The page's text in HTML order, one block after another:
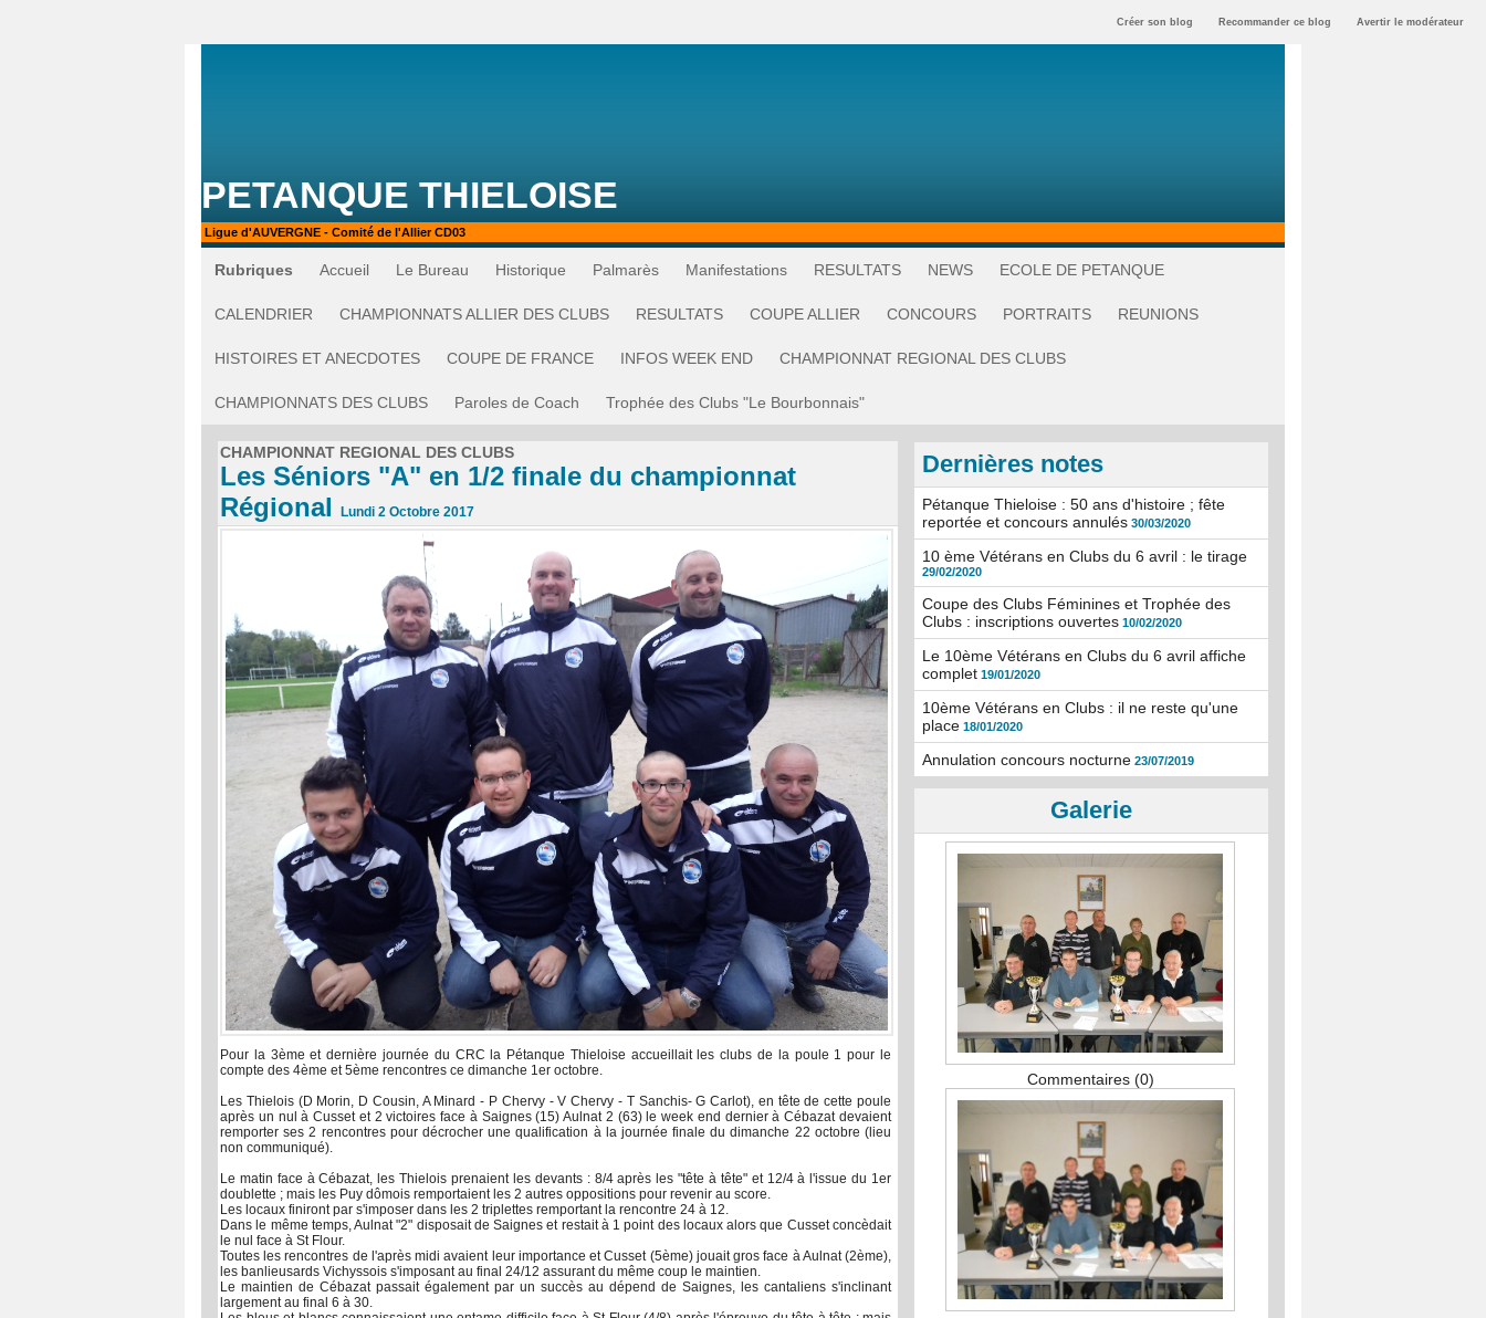
Créer son blog Recommander ce blog Avertir le modérateur
PETANQUE THIELOISE
Ligue d'AUVERGNE - Comité de l'Allier CD03
Rubriques Accueil Le Bureau Historique Palmarès Manifestations RESULTATS NEWS ECOLE DE PETANQUE
CALENDRIER CHAMPIONNATS ALLIER DES CLUBS RESULTATS COUPE ALLIER CONCOURS PORTRAITS REUNIONS
HISTOIRES ET ANECDOTES COUPE DE FRANCE INFOS WEEK END CHAMPIONNAT REGIONAL DES CLUBS
CHAMPIONNATS DES CLUBS Paroles de Coach Trophée des Clubs "Le Bourbonnais"
CHAMPIONNAT REGIONAL DES CLUBS
Les Séniors "A" en 1/2 finale du championnat
Régional
Lundi 2 Octobre 2017
Pour la 3ème et dernière journée du CRC la Pétanque Thieloise accueillait les clubs de la poule 1 pour le
compte des 4ème et 5ème rencontres ce dimanche 1er octobre.
Les Thielois (D Morin, D Cousin, A Minard - P Chervy - V Chervy - T Sanchis- G Carlot), en tête de cette poule
après un nul à Cusset et 2 victoires face à Saignes (15) Aulnat 2 (63) le week end dernier à Cébazat devaient
remporter ses 2 rencontres pour décrocher une qualification à la journée finale du dimanche 22 octobre (lieu
non communiqué).
Le matin face à Cébazat, les Thielois prenaient les devants : 8/4 après les "tête à tête" et 12/4 à l'issue du 1er
doublette ; mais les Puy dômois remportaient les 2 autres oppositions pour revenir au score.
Les locaux finiront par s'imposer dans les 2 triplettes remportant la rencontre 24 à 12.
Dans le même temps, Aulnat "2" disposait de Saignes et restait à 1 point des locaux alors que Cusset concèdait
le nul face à St Flour.
Toutes les rencontres de l'après midi avaient leur importance et Cusset (5ème) jouait gros face à Aulnat (2ème),
les banlieusards Vichyssois s'imposant au final 24/12 assurant du même coup le maintien.
Le maintien de Cébazat passait également par un succès au dépend de Saignes, les cantaliens s'inclinant
largement au final 6 à 30.
Dernières notes
Pétanque Thieloise : 50 ans d'histoire ; fête
reportée et concours annulés 30/03/2020
10 ème Vétérans en Clubs du 6 avril : le tirage
29/02/2020
Coupe des Clubs Féminines et Trophée des
Clubs : inscriptions ouvertes 10/02/2020
Le 10ème Vétérans en Clubs du 6 avril affiche
complet 19/01/2020
10ème Vétérans en Clubs : il ne reste qu'une
place 18/01/2020
Annulation concours nocturne 23/07/2019
Galerie
Commentaires (0)